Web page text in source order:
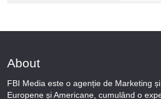
About
FBI Media este o agenție de Marketing
Europene și Americane, cumulând o